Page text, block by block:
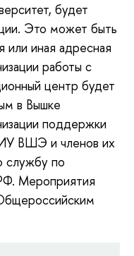
будет
Это может быть
или иная адресная
работы с
центр будет
в Вышке
поддержки
ВШЭ и членов их
службу по
Мероприятия